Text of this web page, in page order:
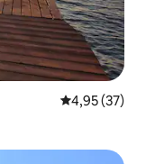
Évaluation
4,95 (37)